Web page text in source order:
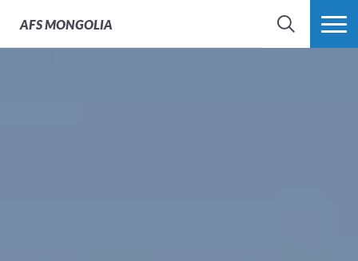
AFSMONGOLIA
SEARCH MORE